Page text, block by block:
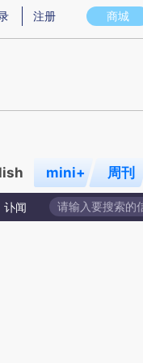
实意图存在偏差。不代表财
商城
注册
mini+ 周刊
讣闻